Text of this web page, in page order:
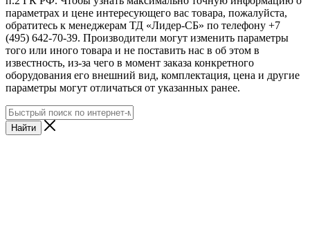
параметрах и цене интересующего вас товара, пожалуйста,
обратитесь к менеджерам ТД «Лидер-СБ» по телефону +7
(495) 642-70-39. Производители могут изменить параметры
того или иного товара и не поставить нас в об этом в
известность, из-за чего в момент заказа конкретного
оборудования его внешний вид, комплектация, цена и другие
параметры могут отличаться от указанных ранее.
Найти